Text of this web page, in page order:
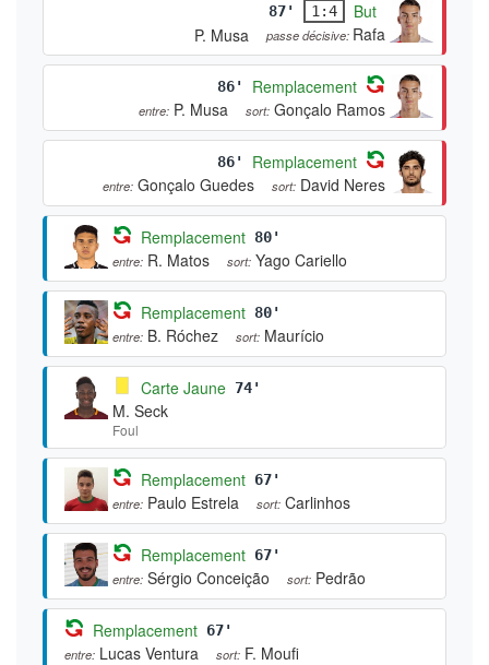
87' 1:4
But
P. Musa
passe décisive: Rafa
86' Remplacement
entre: P. Musa sort: Gonçalo Ramos
86' Remplacement
entre: Gonçalo Guedes sort: David Neres
Remplacement 80'
entre: R. Matos sort: Yago Cariello
Remplacement 80'
entre: B. Róchez sort: Maurício
Carte Jaune 74'
M. Seck
Foul
Remplacement 67'
entre: Paulo Estrela sort: Carlinhos
Remplacement 67'
entre: Sérgio Conceição sort: Pedrão
Remplacement 67'
entre: Lucas Ventura sort: F. Moufi